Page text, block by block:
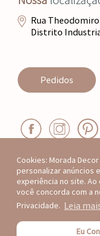
Cookies: Morada
personalizar anúncios
experiência no site.
você concorda com a
Privacidade. Leia
Eu
Rua
Distrito
Pedidos
Todos os
protegidos
autenticidade e